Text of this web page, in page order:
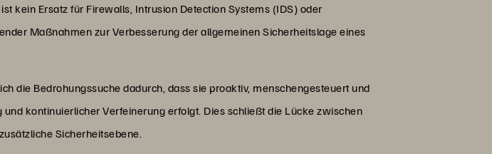
kein Ersatz für Firewalls, Intrusion Detection Systems (IDS) oder
Maßnahmen zur Verbesserung der allgemeinen Sicherheitslage eines
die Bedrohungssuche dadurch, dass sie proaktiv, menschengesteuert und
kontinuierlicher Verfeinerung erfolgt. Dies schließt die Lücke zwischen
Sicherheitsebene.